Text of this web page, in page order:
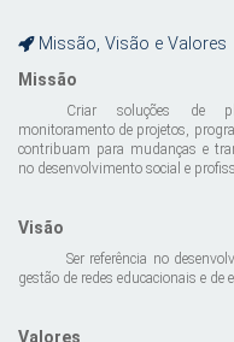
Missão, Visão e Valores
Missão
Criar soluções de
monitoramento de projetos,
contribuam para mudanças e
no desenvolvimento social e
Visão
Ser referência no
gestão de redes educacionais e de
Valores